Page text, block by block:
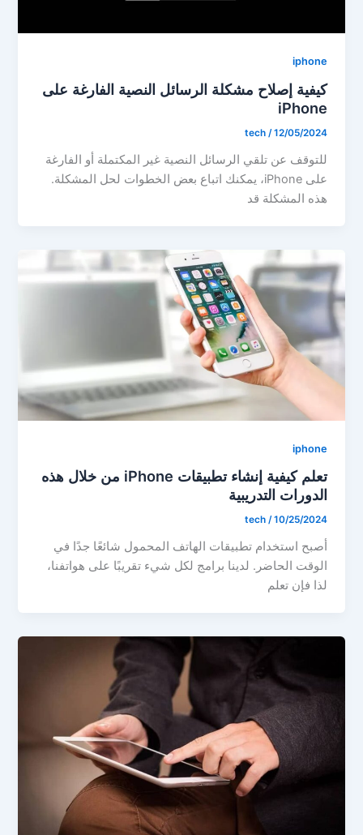
iphone
كيفية إصلاح مشكلة الرسائل النصية الفارغة على
iPhone
tech /12/05/2024
للتوقف عن تلقي الرسائل النصية غير المكتملة أو الفارغة
على iPhone، يمكنك اتباع بعض الخطوات لحل المشكلة.
هذه المشكلة قد
iphone
تعلم كيفية إنشاء تطبيقات iPhone من خلال هذه
الدورات التدريبية
tech /10/25/2024
أصبح استخدام تطبيقات الهاتف المحمول شائعًا جدًا في
الوقت الحاضر. لدينا برامج لكل شيء تقريبًا على هواتفنا،
لذا فإن تعلم